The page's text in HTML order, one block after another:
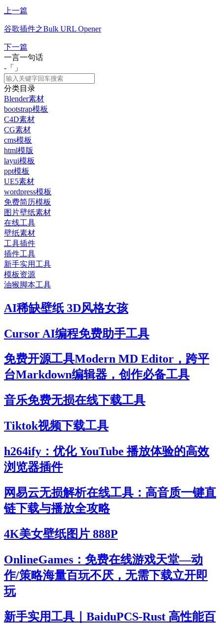
上一篇
谷歌插件之Bulk URL Opener
下一篇
一言一句话
-「
」
分类目录
Blender素材
bootstrap模板
C4D素材
CG素材
cms模板
html模版
layui模板
ppt模板
UE5素材
wordpress模板
免费简历模板
图片壁纸素材
在线工具
壁纸素材
工具插件
插件工具
新手实用工具
模板资源
油猴脚本工具
AI稀缺壁纸 3D风格女孩
Cursor AI编程免费助手工具
免费开源工具Modern MD Editor，跨平
台Markdown编辑器，创作必备工具
音乐免费无损在线下载工具
Tiktok视频下载工具
h264ify：优化 YouTube 播放体验的高效
浏览器插件
网易云无损解析在线工具：高音质一键直
链下载与播放全攻略
4K美女壁纸图片 888P
OnlineGames：免费在线游戏天堂—动
作/策略海量百玩不厌，无需下载立开即
玩
新手实用工具｜BaiduPCS-Rust 高性能百